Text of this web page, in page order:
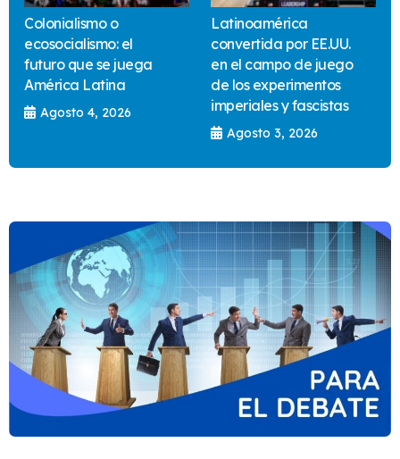
Colonialismo o
ecosocialismo: el
futuro que se juega
América Latina
Agosto 4, 2026
Latinoamérica
convertida por EE.UU.
en el campo de juego
de los experimentos
imperiales y fascistas
Agosto 3, 2026